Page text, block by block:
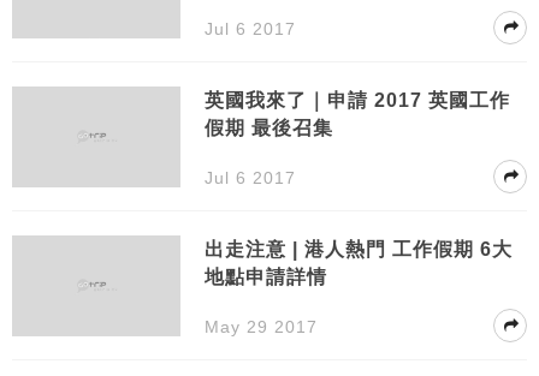
Jul 6 2017
英國我來了｜申請 2017 英國工作
假期 最後召集
Jul 6 2017
出走注意 | 港人熱門 工作假期 6大
地點申請詳情
May 29 2017